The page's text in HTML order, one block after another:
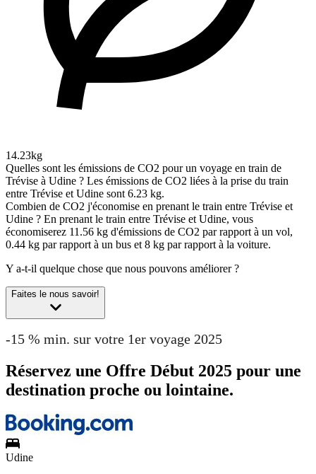
14.23kg
Quelles sont les émissions de CO2 pour un voyage en train de
Trévise à Udine ? Les émissions de CO2 liées à la prise du train
entre Trévise et Udine sont 6.23 kg.
Combien de CO2 j'économise en prenant le train entre Trévise et
Udine ? En prenant le train entre Trévise et Udine, vous
économiserez 11.56 kg d'émissions de CO2 par rapport à un vol,
0.44 kg par rapport à un bus et 8 kg par rapport à la voiture.
Y a-t-il quelque chose que nous pouvons améliorer ?
Faites le nous savoir!
-15 % min. sur votre 1er voyage 2025
Réservez une Offre Début 2025 pour une
destination proche ou lointaine.
Udine